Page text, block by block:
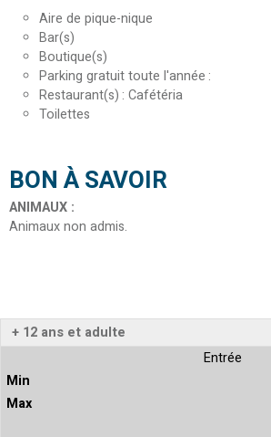
Aire de pique-nique
Bar(s)
Boutique(s)
Parking gratuit toute l'année
Restaurant(s) Cafétéria
Toilettes
BON À SAVOIR
ANIMAUX :
Animaux non admis
+ 12 ans et adulte
Entrée